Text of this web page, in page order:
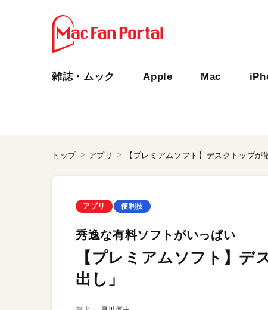
雑誌・ムック Apple Mac
トップ アプリ 【プレミアムソフト】デスクトップが
アプリ 便利技
秀逸な有料ソフトがいっぱい
【プレミアムソフト】デ
出し」